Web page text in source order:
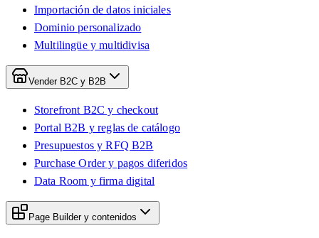
Importación de datos iniciales
Dominio personalizado
Multilingüe y multidivisa
Vender B2C y B2B
Storefront B2C y checkout
Portal B2B y reglas de catálogo
Presupuestos y RFQ B2B
Purchase Order y pagos diferidos
Data Room y firma digital
Page Builder y contenidos